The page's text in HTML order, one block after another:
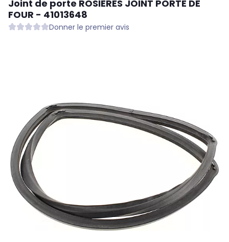
Joint de porte ROSIERES JOINT PORTE DE
FOUR - 41013648
Donner le premier avis